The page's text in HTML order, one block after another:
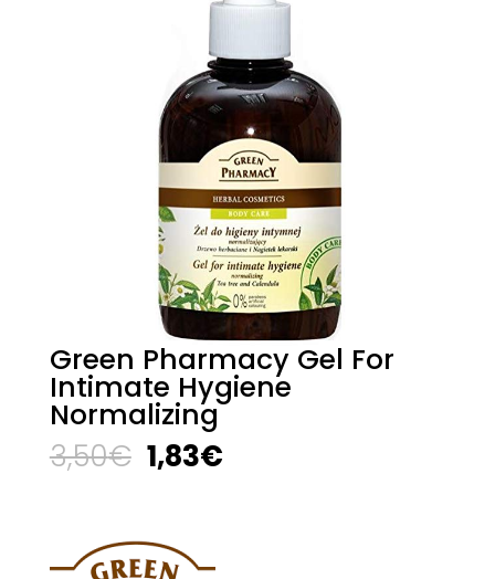
Green Pharmacy Gel For
Intimate Hygiene
Normalizing
3,50€ El
precio
era:
3,50€.
1,83€El